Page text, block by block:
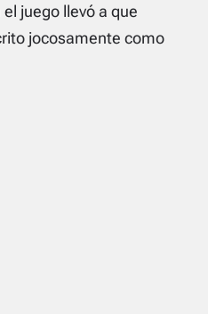
juego llevó a que
jocosamente como